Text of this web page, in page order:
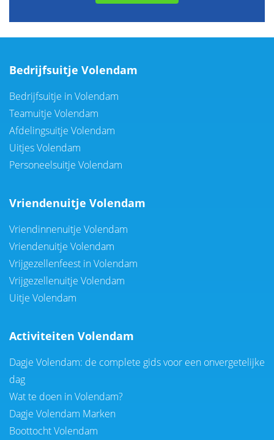
Bedrijfsuitje Volendam
Bedrijfsuitje in Volendam
Teamuitje Volendam
Afdelingsuitje Volendam
Uitjes Volendam
Personeelsuitje Volendam
Vriendenuitje Volendam
Vriendinnenuitje Volendam
Vriendenuitje Volendam
Vrijgezellenfeest in Volendam
Vrijgezellenuitje Volendam
Uitje Volendam
Activiteiten Volendam
Dagje Volendam: de complete gids voor een onvergetelijke
dag
Wat te doen in Volendam?
Dagje Volendam Marken
Boottocht Volendam